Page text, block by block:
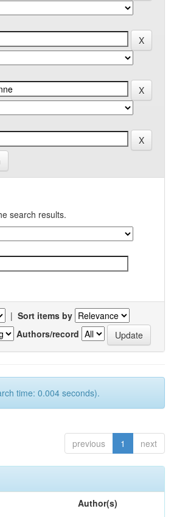
search results.
| Sort items by
Authors/record
time: 0.004 seconds).
previous 1 next
Author(s)